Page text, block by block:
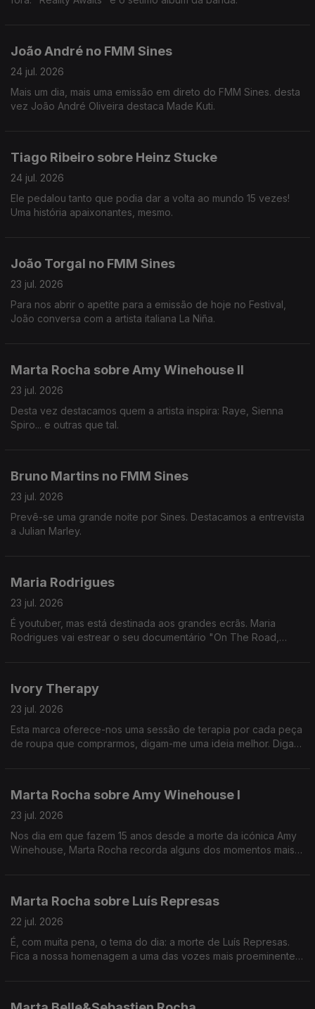
João André no FMM Sines
24 jul. 2026
Mais um dia, mais uma emissão em direto do FMM Sines. desta
vez João André Oliveira destaca Made Kuti.
Tiago Ribeiro sobre Heinz Stucke
24 jul. 2026
Ele pedalou tanto que podia dar a volta ao mundo 15 vezes!
Uma história apaixonantes, mesmo.
João Torgal no FMM Sines
23 jul. 2026
Para nos abrir o apetite para a emissão de hoje no Festival,
João conversa com a artista italiana La Niña.
Marta Rocha sobre Amy Winehouse II
23 jul. 2026
Desta vez destacamos quem a artista inspira: Raye, Sienna
Spiro... e outras que tal.
Bruno Martins no FMM Sines
23 jul. 2026
Prevê-se uma grande noite por Sines. Destacamos a entrevista
a Julian Marley.
Maria Rodrigues
23 jul. 2026
É youtuber, mas está destinada aos grandes ecrãs. Maria
Rodrigues vai estrear o seu documentário "On The Road,
Ivory Therapy
23 jul. 2026
Esta marca oferece-nos uma sessão de terapia por cada peça
de roupa que comprarmos, digam-me uma ideia melhor. Diga-
Marta Rocha sobre Amy Winehouse I
23 jul. 2026
Nos dia em que fazem 15 anos desde a morte da icónica Amy
Winehouse, Marta Rocha recorda alguns dos momentos mais
Marta Rocha sobre Luís Represas
22 jul. 2026
É, com muita pena, o tema do dia: a morte de Luís Represas.
Fica a nossa homenagem a uma das vozes mais proeminentes